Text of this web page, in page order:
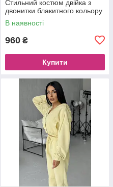
Стильний костюм двійка з
двонитки блакитного кольору
В наявності
960 ₴
Купити